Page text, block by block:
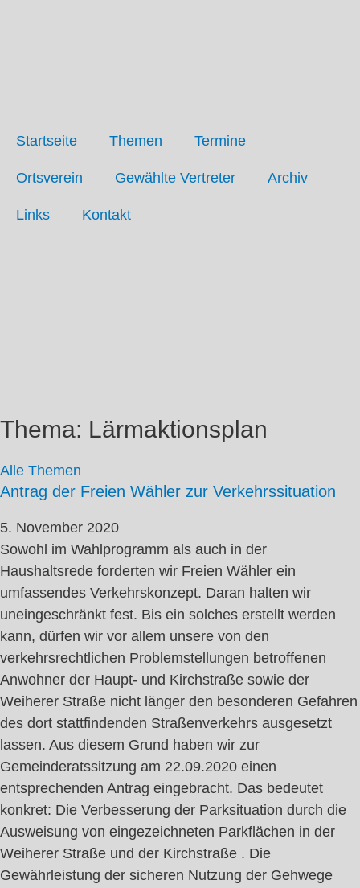
Startseite Themen Termine
Ortsverein Gewählte Vertreter Archiv
Links Kontakt
Thema: Lärmaktionsplan
Alle Themen
Antrag der Freien Wähler zur Verkehrssituation
5. November 2020
Sowohl im Wahlprogramm als auch in der
Haushaltsrede forderten wir Freien Wähler ein
umfassendes Verkehrskonzept. Daran halten wir
uneingeschränkt fest. Bis ein solches erstellt werden
kann, dürfen wir vor allem unsere von den
verkehrsrechtlichen Problemstellungen betroffenen
Anwohner der Haupt- und Kirchstraße sowie der
Weiherer Straße nicht länger den besonderen Gefahren
des dort stattfindenden Straßenverkehrs ausgesetzt
lassen. Aus diesem Grund haben wir zur
Gemeinderatssitzung am 22.09.2020 einen
entsprechenden Antrag eingebracht. Das bedeutet
konkret: Die Verbesserung der Parksituation durch die
Ausweisung von eingezeichneten Parkflächen in der
Weiherer Straße und der Kirchstraße . Die
Gewährleistung der sicheren Nutzung der Gehwege